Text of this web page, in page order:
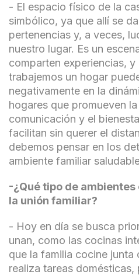
- El espacio físico de la
simbólico, ya que allí se
pertenencias y, a veces,
nuestro lugar. Es un
comparten experiencias,
trabajemos un hogar
negativamente en la
hogares que promueven
comunicación y el
facilitan sin querer el
debemos pensar en los
ambiente familiar
-¿Qué tipo de
la unión familiar?
- Hoy en día se busca
unan, como las cocinas
que la familia cocine junta
realiza tareas domésticas,